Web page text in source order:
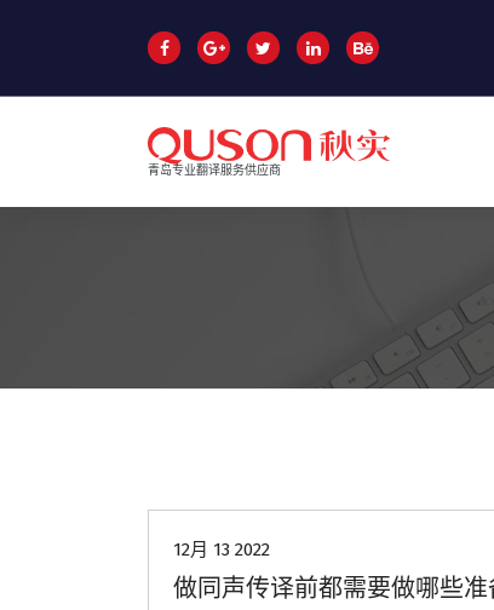
文
青岛专业翻译服务供应商
12月 13 2022
做同声传译前都需要做哪些准